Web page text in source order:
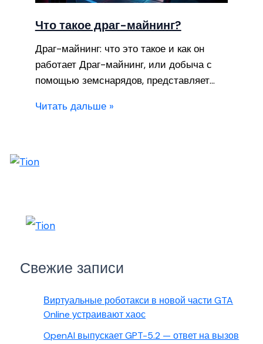
Что такое драг-майнинг?
Драг-майнинг: что это такое и как он
работает Драг-майнинг, или добыча с
помощью земснарядов, представляет…
Читать дальше »
Свежие записи
Виртуальные роботакси в новой части GTA
Online устраивают хаос
OpenAI выпускает GPT-5.2 — ответ на вызов